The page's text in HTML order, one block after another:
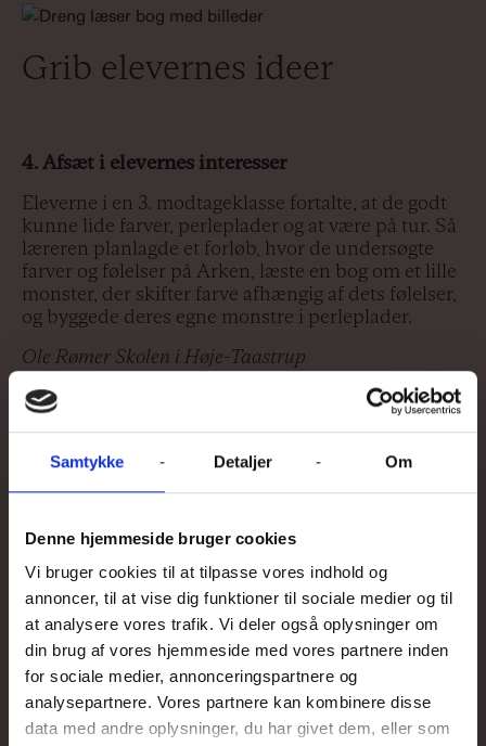
Samtykke Detaljer Om
Denne hjemmeside bruger cookies
Vi bruger cookies til at tilpasse vores indhold og
annoncer, til at vise dig funktioner til sociale medier og til
at analysere vores trafik. Vi deler også oplysninger om
din brug af vores hjemmeside med vores partnere inden
for sociale medier, annonceringspartnere og
analysepartnere. Vores partnere kan kombinere disse
data med andre oplysninger, du har givet dem, eller som
Grib elevernes ideer
4. Afsæt i elevernes interesser
Eleverne i en 3. modtageklasse fortalte, at de godt
kunne lide farver, perleplader og at være på tur. Så
læreren planlagde et forløb, hvor de undersøgte
farver og følelser på Arken, læste en bog om et lille
monster, der skifter farve afhængig af dets følelser,
og byggede deres egne monstre i perleplader.
Ole Rømer Skolen i Høje-Taastrup
5. Åbenhed for andre produkter
En 6. klasse havde i dansk om avisens genrer og
skulle arbejde som en redaktion. En elev med
laver podcasts. Læreren gik nysgerrigt ind i
dialogen med eleven, og på den måde fik forløbet
også et lydspor, som flere andre elever gik med på.
Hornbæk Skole